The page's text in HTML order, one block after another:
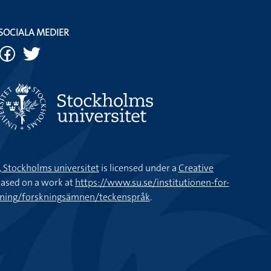
MEDIER
universitetis licensed under aCreative
on a work athttps://www.su.se/institutionen-for-
forskningsämnen/teckenspråk.